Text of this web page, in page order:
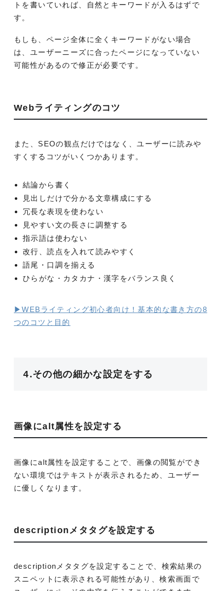
トを書いていれば、自然とキーワードが入るはずで
す。
もしも、ページ全体に全くキーワードがない場合
は、ユーザーニーズに合ったページになっていない
可能性があるので修正が必要です。
Webライティングのコツ
また、SEOの観点だけではなく、ユーザーに読みや
すくするコツがいくつかあります。
結論から書く
見出しだけで分かる文章構成にする
冗長な表現を使わない
見やすい文の長さに調整する
指示語は使わない
改行、読点を入れて読みやすく
語尾・口調を揃える
ひらがな・カタカナ・漢字をバランス良く
▶WEBライティング初心者向け！基本的な書き方の8
つのコツと目的
4.その他の細かな設定をする
画像にalt属性を設定する
画像にalt属性を設定することで、画像の閲覧ができ
ない環境ではテキストが表示されるため、ユーザー
に優しくなります。
descriptionメタタグを設定する
descriptionメタタグを設定することで、検索結果の
スニペットに表示される可能性があり、検索画面で